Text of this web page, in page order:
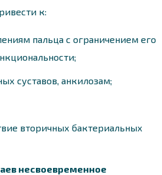
к:
пальца с ограничением его
суставов, анкилозам;
вторичных бактериальных
несвоевременное